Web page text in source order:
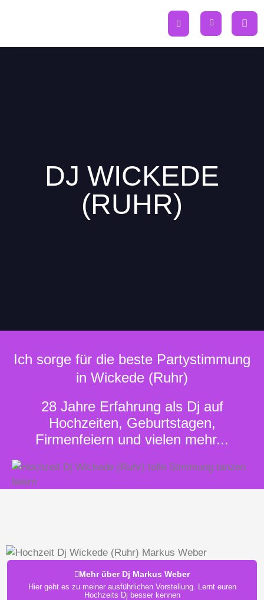
DJ WICKEDE
(RUHR)
Ich sorge für die beste Partystimmung
in Wickede (Ruhr)
28 Jahre Erfahrung als Dj auf
Hochzeiten, Geburtstagen,
Firmenfeiern und vielen mehr...
Mehr über Dj Markus Weber
Hier geht es zu meiner ausführlichen Vorstellung. Lernt euren
Hochzeits Dj besser kennen